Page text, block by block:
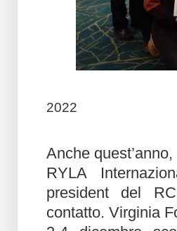
2022
Anche
RYLA
president del
contatto. Virginia